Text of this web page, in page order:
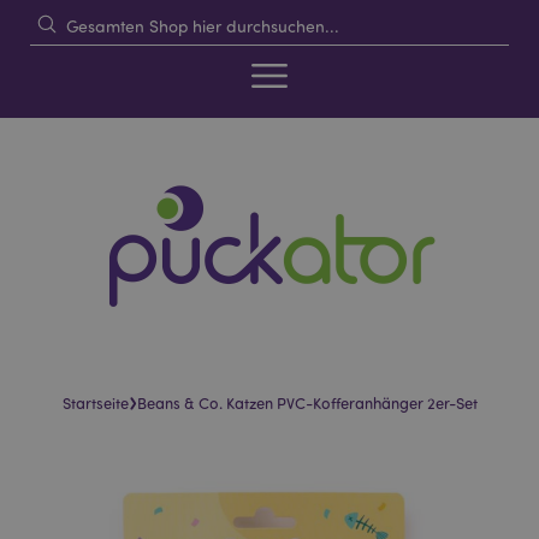
Startseite›Beans & Co. Katzen PVC-Kofferanhänger 2er-Set